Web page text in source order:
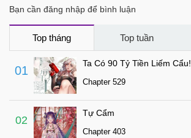
Chapter 465
Chapter 464 7 tháng trước
Chapter 463
Chapter 462
Chapter 461
Chapter 460
Bạn cần đăng nhập để bình luận
Top tháng Top tuần
01
Ta Có 90 Tỷ Tiền Liếm Cẩu!
Chapter 529
02
Tự Cẩm
Chapter 403